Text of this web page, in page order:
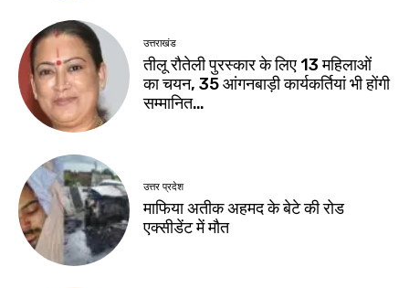
उत्तराखंड
तीलू रौतेली पुरस्कार के लिए 13 महिलाओं
का चयन, 35 आंगनबाड़ी कार्यकर्तियां भी होंगी
सम्मानित…
उत्तर प्रदेश
माफिया अतीक अहमद के बेटे की रोड
एक्सीडेंट में मौत